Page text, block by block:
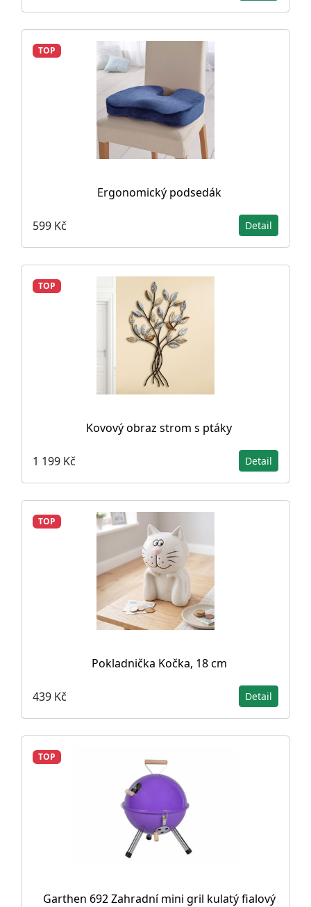
TOP
Ergonomický podsedák
599 Kč Detail
TOP
Kovový obraz strom s ptáky
1 199 Kč Detail
TOP
Pokladnička Kočka, 18 cm
439 Kč Detail
TOP
Garthen 692 Zahradní mini gril kulatý fialový